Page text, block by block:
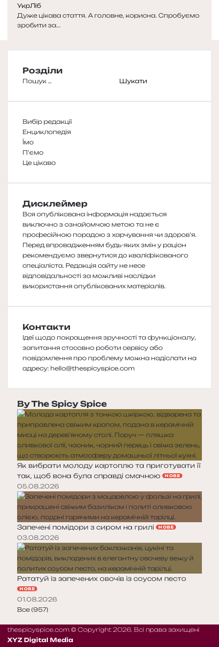
УкрЛіб
Дуже цікава стаття. А головне, корисна. Спробуємо
зробити за...
Розділи
Пошук:
Вибір редакції
Енциклопедія
Їмо
П'ємо
Це цікаво
Дисклеймер
Вся опублікована інформація надається
виключно з ознайомчою метою та не є
професійною порадою з харчування чи здоров’я.
Перед впровадженням будь-яких змін у раціон
рекомендуємо звернутися до кваліфікованого
спеціаліста. Редакція сайту не несе
відповідальності за можливі наслідки
використання опублікованих матеріалів.
Контакти
Ідеї щодо покращення зручності та функціоналу,
запитання стосовно роботи сервісу або
повідомлення про проблему можна надіслати на
адресу: hello@thespicyspice.com
By The Spicy Spice
Як вибрати молоду картоплю та приготувати її
так, щоб вона була справді смачною
НОВЕ
05.08.2026
Запечені помідори з сиром на грилі НОВЕ
03.08.2026
Рататуй із запечених овочів із соусом песто
НОВЕ
01.08.2026
Все (957)
thespicyspice.com © Copyright 2026. Всі права захищені
XYZ Digital Media